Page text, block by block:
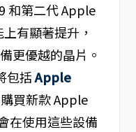
和第二代 Apple
有顯著提升，
更優越的晶片。
包括Apple
買新款 Apple
在使用這些設備